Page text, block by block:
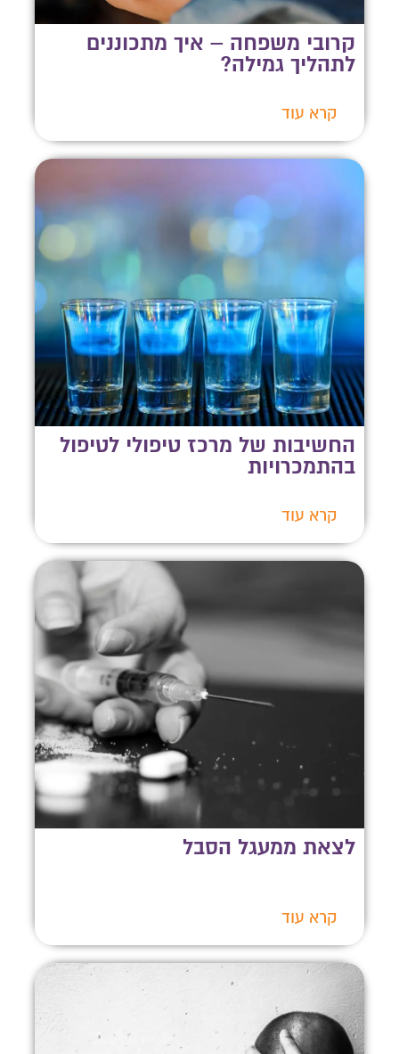
קרובי משפחה – איך מתכוננים
לתהליך גמילה?
קרא עוד
החשיבות של מרכז טיפולי לטיפול
בהתמכרויות
קרא עוד
לצאת ממעגל הסבל
קרא עוד